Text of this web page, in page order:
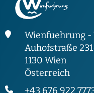
Wienfuehrung -
Auhofstraße
1130 Wien
Österreich
+43 676 922